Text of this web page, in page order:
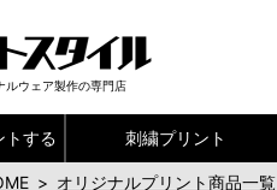
ルウェア製作の専門店
トする 刺繍プリント
> オリジナルプリント商品一覧